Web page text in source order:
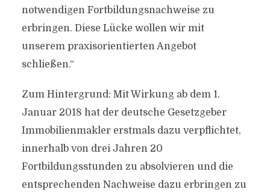
notwendigen Fortbildungsnachweise zu
erbringen. Diese Lücke wollen wir mit
unserem praxisorientierten Angebot
schließen.“
Zum Hintergrund: Mit Wirkung ab dem 1.
Januar 2018 hat der deutsche Gesetzgeber
Immobilienmakler erstmals dazu verpflichtet,
innerhalb von drei Jahren 20
Fortbildungsstunden zu absolvieren und die
entsprechenden Nachweise dazu erbringen zu